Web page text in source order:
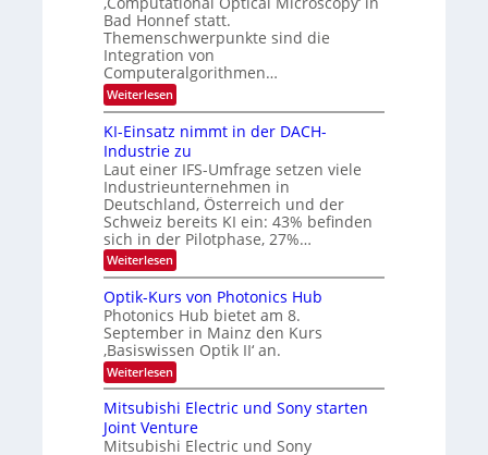
B
i
l
d
v
e
r
a
r
b
e
i
t
u
n
g
s
-
T
r
e
n
k
t
n
s
m
e
l
d
e
t
s
t
a
r
k
e
s
W
a
c
h
s
t
u
m
i
m
e
s
t
e
Bad Honnef statt.
Themenschwerpunkte sind die
Integration von
Computeralgorithmen…
Weiterlesen:
8
9
.
W
E
-
H
e
r
a
e
u
s
-
S
e
m
i
a
r
KI-Einsatz nimmt in der DACH-
Industrie zu
Laut einer IFS-Umfrage setzen viele
Industrieunternehmen in
Deutschland, Österreich und der
Schweiz bereits KI ein: 43% befinden
sich in der Pilotphase, 27%…
Weiterlesen:
K
-
E
i
n
s
a
z
n
i
Optik-Kurs von Photonics Hub
Photonics Hub bietet am 8.
September in Mainz den Kurs
‚Basiswissen Optik II‘ an.
Weiterlesen:
O
p
t
i
k
Mitsubishi Electric und Sony starten
Joint Venture
Mitsubishi Electric und Sony